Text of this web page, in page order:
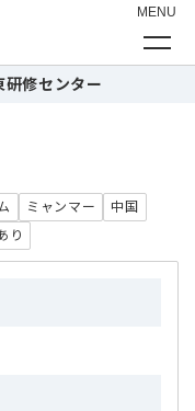
研修センター
ミャンマー
中国
り